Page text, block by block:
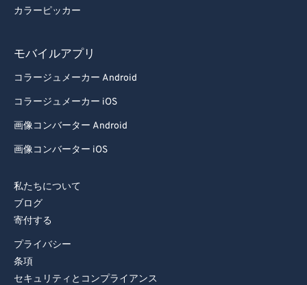
カラーピッカー
モバイルアプリ
コラージュメーカー Android
コラージュメーカー iOS
画像コンバーター Android
画像コンバーター iOS
私たちについて
ブログ
寄付する
プライバシー
条項
セキュリティとコンプライアンス